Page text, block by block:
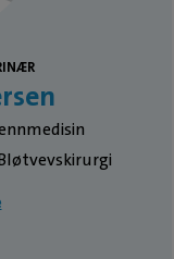
/ Odontologi Bløtvevskirurgi